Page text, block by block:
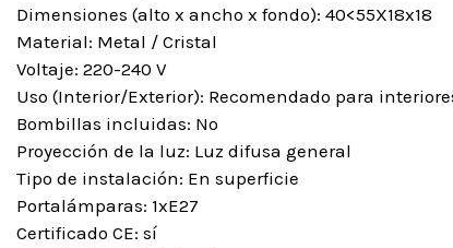
Dimensiones (alto x ancho x fondo): 40<55X18x18
Material: Metal / Cristal
Voltaje: 220-240 V
Uso (Interior/Exterior): Recomendado para
Bombillas incluidas: No
Proyección de la luz: Luz difusa general
Tipo de instalación: En superficie
Portalámparas: 1xE27
Certificado CE: sí